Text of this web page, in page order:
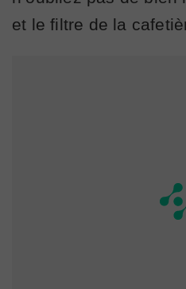
et le filtre de la